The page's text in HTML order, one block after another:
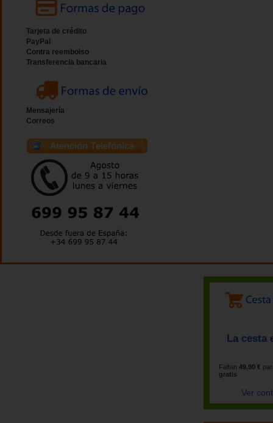
Tarjeta de crédito
PayPal
Contra reembolso
Transferencia bancaria
Mensajería
Correos
La cesta
Faltan 49,90 €
gratis
Ver